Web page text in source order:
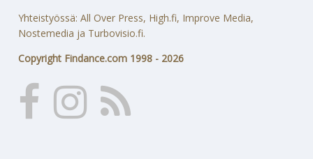
Yhteistyössä: All Over Press, High.fi, Improve Media,
Nostemedia ja Turbovisio.fi.
Copyright Findance.com 1998 - 2026